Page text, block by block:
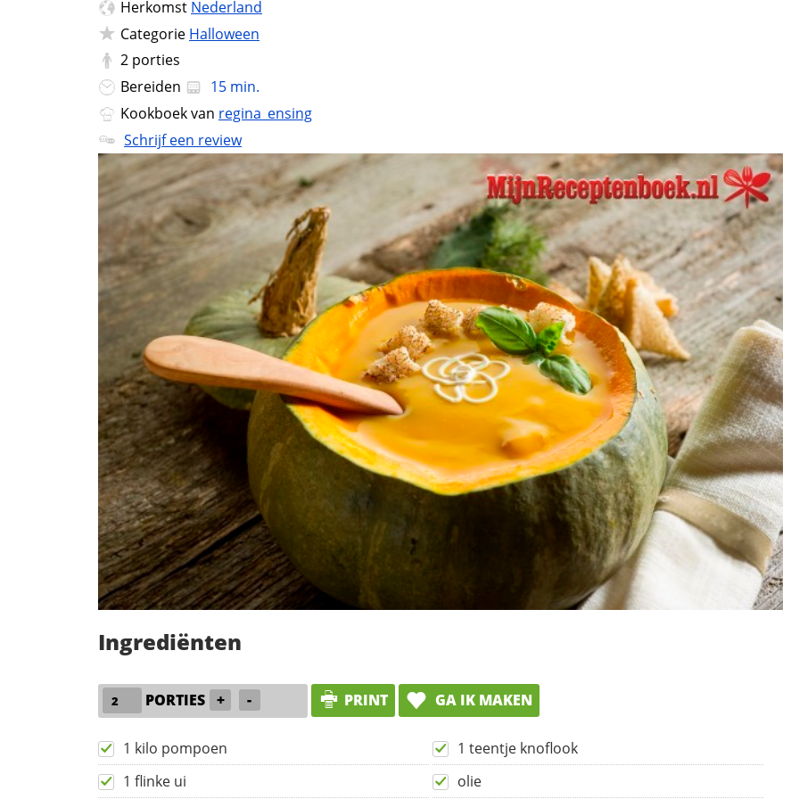
Herkomst Nederland
Categorie Halloween
2 porties
Bereiden
15 min.
Kookboek van regina_ensing
Schrijf een review
Ingrediënten
PORTIES + - PRINT GA IK MAKEN
1 kilo pompoen
1 teentje knoflook
1 flinke ui
olie